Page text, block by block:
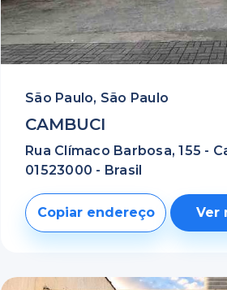
São Paulo, São Paulo
CAMBUCI
Rua Clímaco Barbosa, 155 -
01523000 - Brasil
Copiar endereço Ver